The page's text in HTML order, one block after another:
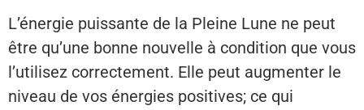
L’énergie puissante de la Pleine Lune ne peut
être qu’une bonne nouvelle à condition que vous
l’utilisez correctement. Elle peut augmenter le
niveau de vos énergies positives; ce qui